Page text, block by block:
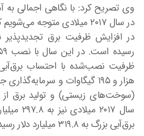
وی تصریح کرد: با نگاهی اجمالی به
در سال ۲۰۱۷ میلادی متوجه
در افزایش ظرفیت برق
ظرفیت نصب‌شده با احتساب
هزار و ۱۹۵ گیگاوات و
(سوخت‌های زیستی) و تولید برق از
سال ۲۰۱۷
برق‌آبی بزرگ به ۳۱۹.۸ میلیارد دلار رسیده است